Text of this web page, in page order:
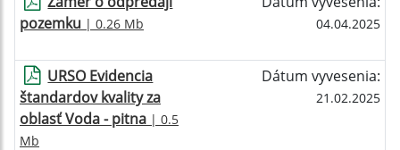
pozemku | 0.26 Mb 04.04.2025
URSO Evidencia
štandardov kvality za
oblasť Voda - pitna | 0.5
Mb
Dátum vyvesenia:
21.02.2025